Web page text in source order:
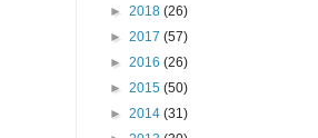
► 2018 (26)
► 2017 (57)
► 2016 (26)
► 2015 (50)
► 2014 (31)